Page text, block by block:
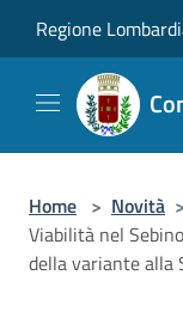
Regione
Home > Novità >
Viabilità nel
della variante alla